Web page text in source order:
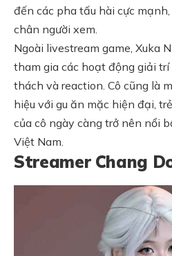
đến các pha tấu hài cực
chân người xem.
Ngoài livestream game, Xuka
tham gia các hoạt động giải
thách và reaction. Cô cũng là
hiệu với gu ăn mặc hiện đại,
của cô ngày càng trở nên nổi
Việt Nam.
Streamer Chang